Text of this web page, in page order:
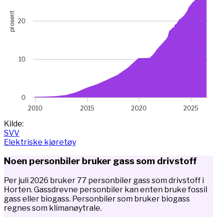
prosent
2010 2015 2020 2025
0
10
20
End of interactive chart.
Kilde:
SVV
Elektriske kjøretøy
Noen personbiler bruker gass som drivstoff
Per juli 2026 bruker 77 personbiler gass som drivstoff i
Horten. Gassdrevne personbiler kan enten bruke fossil
gass eller biogass. Personbiler som bruker biogass
regnes som klimanøytrale.